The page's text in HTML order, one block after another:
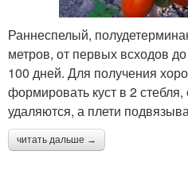
Раннеспелый,
метров, от первых всходов
100 дней. Для получения
формировать куст в 2
удаляются, а плети
читать дальше →